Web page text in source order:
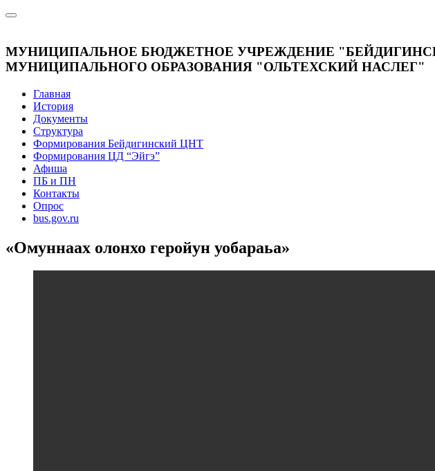
МУНИЦИПАЛЬНОЕ БЮДЖЕТНОЕ УЧРЕЖДЕНИЕ
МУНИЦИПАЛЬНОГО ОБРАЗОВАНИЯ "ОЛЬТЕХСКИЙ НАСЛЕГ"
Главная
История
Документы
Структура
Формирования Бейдигинский ЦНТ
Формирования ЦД “Эйгэ”
Афиша
ПБ и ПН
Контакты
Опрос
bus.gov.ru
«Омуннаах олонхо геройун уобараьа»